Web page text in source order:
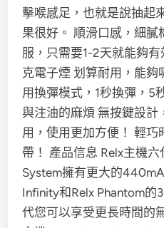
擊喉感足，也就是說抽起
果很好。 順滑口感，細膩
服，只需要1-2天就能夠
克電子煙 划算耐用，能
用換彈模式，1秒換彈，5
與注油的麻煩 無按鍵設計
用，使用更加方便！ 輕巧
帶！ 產品信息 Relx主機
System擁有更大的
Infinity和Relx Phantom的
代您可以享受更長時間的